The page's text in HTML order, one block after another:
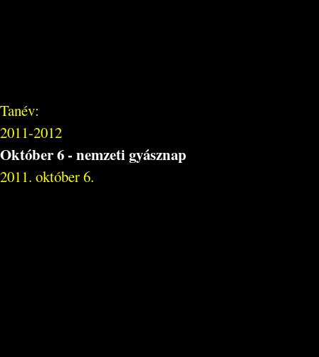
Tanév:
2011-2012
Október 6 - nemzeti gyásznap
2011. október 6.